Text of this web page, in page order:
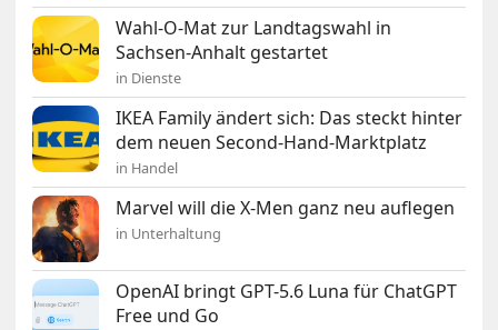
Wahl-O-Mat zur Landtagswahl in
Sachsen-Anhalt gestartet
in Dienste
IKEA Family ändert sich: Das steckt hinter
dem neuen Second-Hand-Marktplatz
in Handel
Marvel will die X-Men ganz neu auflegen
in Unterhaltung
OpenAI bringt GPT-5.6 Luna für ChatGPT
Free und Go